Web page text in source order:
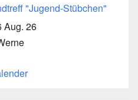
"Jugend-Stübchen"
Aug. 26